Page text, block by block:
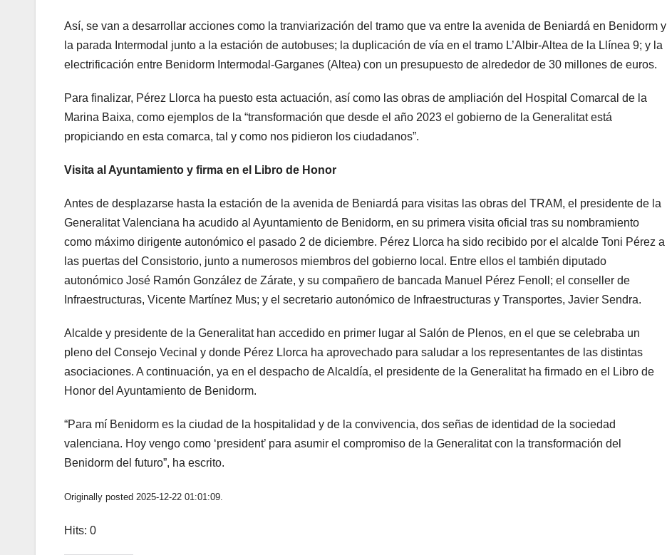
Así, se van a desarrollar acciones como la tranviarización del tramo que va entre la avenida de Beniardá en Benidorm y
la parada Intermodal junto a la estación de autobuses; la duplicación de vía en el tramo L’Albir-Altea de la Llínea 9; y la
electrificación entre Benidorm Intermodal-Garganes (Altea) con un presupuesto de alrededor de 30 millones de euros.
Para finalizar, Pérez Llorca ha puesto esta actuación, así como las obras de ampliación del Hospital Comarcal de la
Marina Baixa, como ejemplos de la “transformación que desde el año 2023 el gobierno de la Generalitat está
propiciando en esta comarca, tal y como nos pidieron los ciudadanos”.
Visita al Ayuntamiento y firma en el Libro de Honor
Antes de desplazarse hasta la estación de la avenida de Beniardá para visitas las obras del TRAM, el presidente de la
Generalitat Valenciana ha acudido al Ayuntamiento de Benidorm, en su primera visita oficial tras su nombramiento
como máximo dirigente autonómico el pasado 2 de diciembre. Pérez Llorca ha sido recibido por el alcalde Toni Pérez a
las puertas del Consistorio, junto a numerosos miembros del gobierno local. Entre ellos el también diputado
autonómico José Ramón González de Zárate, y su compañero de bancada Manuel Pérez Fenoll; el conseller de
Infraestructuras, Vicente Martínez Mus; y el secretario autonómico de Infraestructuras y Transportes, Javier Sendra.
Alcalde y presidente de la Generalitat han accedido en primer lugar al Salón de Plenos, en el que se celebraba un
pleno del Consejo Vecinal y donde Pérez Llorca ha aprovechado para saludar a los representantes de las distintas
asociaciones. A continuación, ya en el despacho de Alcaldía, el presidente de la Generalitat ha firmado en el Libro de
Honor del Ayuntamiento de Benidorm.
“Para mí Benidorm es la ciudad de la hospitalidad y de la convivencia, dos señas de identidad de la sociedad
valenciana. Hoy vengo como ‘president’ para asumir el compromiso de la Generalitat con la transformación del
Benidorm del futuro”, ha escrito.
Originally posted 2025-12-22 01:01:09.
Hits: 0